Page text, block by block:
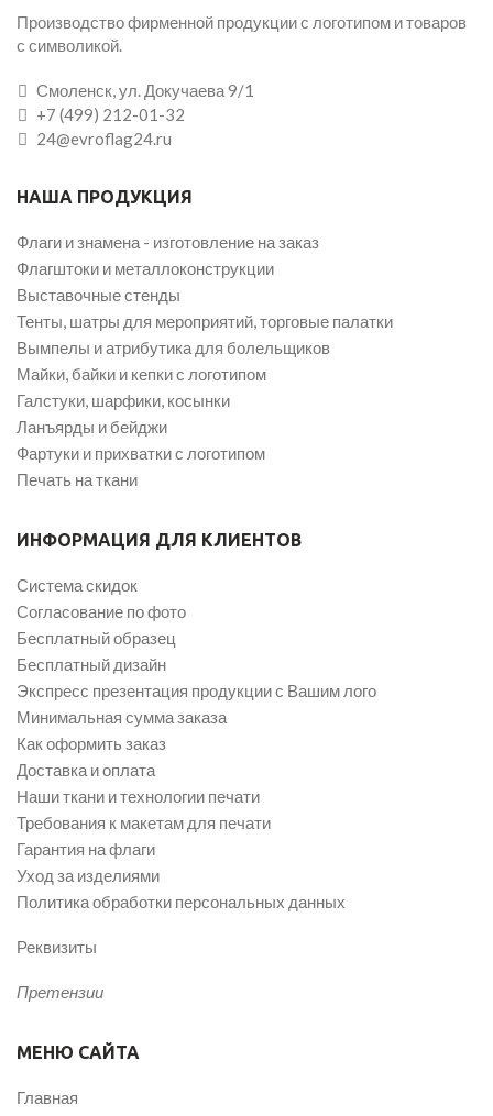
Производство фирменной продукции с логотипом и товаров
с символикой.
Смоленск, ул. Докучаева 9/1
+7 (499) 212-01-32
24@evroflag24.ru
НАША ПРОДУКЦИЯ
Флаги и знамена - изготовление на заказ
Флагштоки и металлоконструкции
Выставочные стенды
Тенты, шатры для мероприятий, торговые палатки
Вымпелы и атрибутика для болельщиков
Майки, байки и кепки с логотипом
Галстуки, шарфики, косынки
Ланъярды и бейджи
Фартуки и прихватки с логотипом
Печать на ткани
ИНФОРМАЦИЯ ДЛЯ КЛИЕНТОВ
Система скидок
Согласование по фото
Бесплатный образец
Бесплатный дизайн
Экспресс презентация продукции с Вашим лого
Минимальная сумма заказа
Как оформить заказ
Доставка и оплата
Наши ткани и технологии печати
Требования к макетам для печати
Гарантия на флаги
Уход за изделиями
Политика обработки персональных данных
Реквизиты
Претензии
МЕНЮ САЙТА
Главная